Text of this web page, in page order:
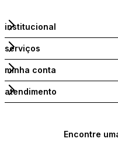
institucional
serviços
minha conta
atendimento
Encontre